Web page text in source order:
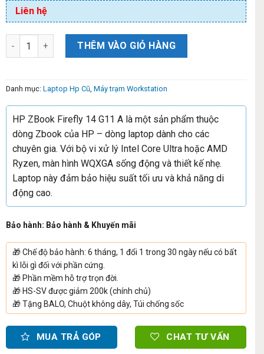
Liên hệ
THÊM VÀO GIỎ HÀNG
Danh mục: Laptop Hp Cũ Máy trạm Workstation
HP ZBook Firefly 14 G11 A là một sản phẩm thuộc
dòng Zbook của HP – dòng laptop dành cho các
chuyên gia. Với bộ vi xử lý Intel Core Ultra hoặc AMD
Ryzen, màn hình WQXGA sống động và thiết kế nhẹ.
Laptop này đảm bảo hiệu suất tối ưu và khả năng di
động cao.
Bảo hành: Bảo hành & Khuyến mãi
🎁Chế độ bảo hành: 6 tháng, 1 đổi 1 trong 30 ngày nếu có bất
kì lỗi gì đối với phần cứng.
🎁 Phần mềm hỗ trợ trọn đời.
🎁 HS-SV được giảm 200k (chính chủ)
🎁Tặng BALO, Chuột không dây, Túi chống sốc
MUA TRẢ GÓP CHAT TƯ VẤN